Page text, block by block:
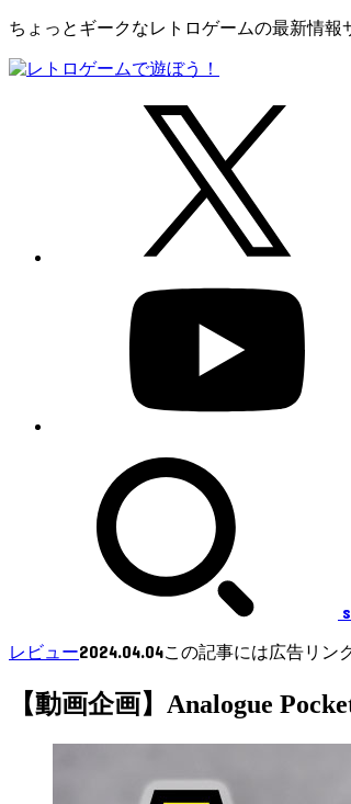
ちょっとギークなレトロゲームの最新情報
レビュー2024.04.04この記事には広告リン
【動画企画】Analogue